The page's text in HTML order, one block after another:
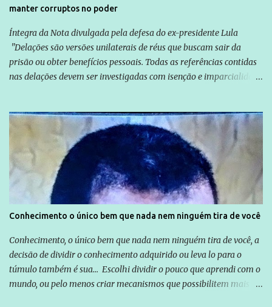
manter corruptos no poder
Íntegra da Nota divulgada pela defesa do ex-presidente Lula
"Delações são versões unilaterais de réus que buscam sair da
prisão ou obter benefícios pessoais. Todas as referências contidas
nas delações devem ser investigadas com isenção e imparcialidade
Globo manteve com o Grupo Odebrecht, citada na delação de
Emílio Odebrecht. Lula sempre atuou para promover o Brasil no
exterior, e não para promover determinadas empresas ou
empresários" Assina a nota o advogado Cristiano Zanin Martins
Conhecimento o único bem que nada nem ninguém tira de você
Conhecimento, o único bem que nada nem ninguém tira de você, a
decisão de dividir o conhecimento adquirido ou leva lo para o
túmulo também é sua... Escolhi dividir o pouco que aprendi com o
mundo, ou pelo menos criar mecanismos que possibilitem mais e